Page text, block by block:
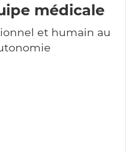
médicale
et humain au